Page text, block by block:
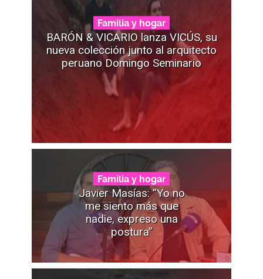
Familia y hogar
BARÓN & VICARIO lanza VICÚS, su
nueva colección junto al arquitecto
peruano Domingo Seminario
Familia y hogar
Javier Masías: “Yo no
me siento más que
nadie, expreso una
postura”